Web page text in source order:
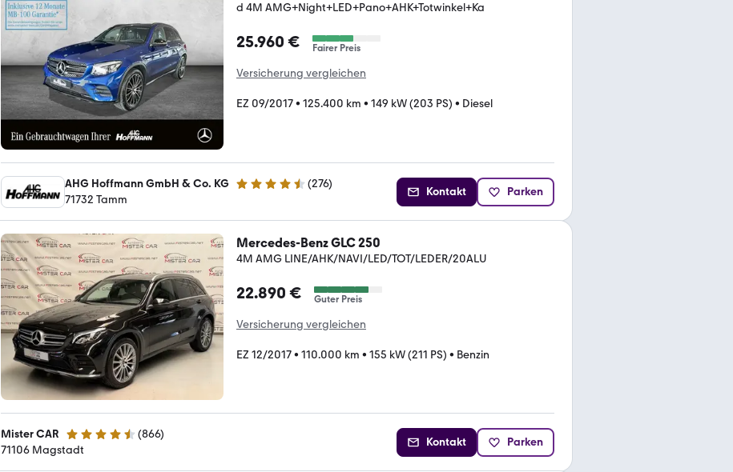
d 4M AMG+Night+LED+Pano+AHK+Totwinkel+Ka
25.960 € Fairer Preis
Versicherung vergleichen
EZ 09/2017• 125.400 km • 149 kW (203 PS) • Diesel
AHG Hoffmann GmbH & Co. KG 4.5 Sterne (276)
71732 Tamm
Kontakt Parken
Mercedes-Benz GLC 250
4M AMG LINE/AHK/NAVI/LED/TOT/LEDER/20ALU
22.890 € Guter Preis
Versicherung vergleichen
EZ 12/2017• 110.000 km • 155 kW (211 PS) • Benzin
Mister CAR 4.6 Sterne (866)
71106 Magstadt
Kontakt Parken